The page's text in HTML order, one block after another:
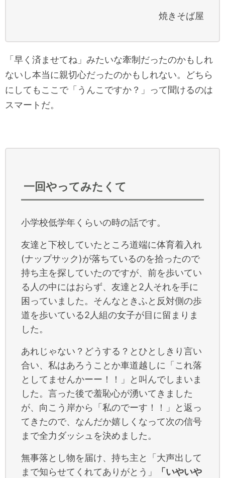
焼きそば屋
「早く済ませてね」みたいな牽制だったのかもしれ
ないし本当に親切心だったのかもしれない。どちら
にしてもここで「うんこですか？」って聞けるのは
スマートだ。
一回やってみたくて
小学校低学年くらいの時の話です。
友達と下校していたところ道端に体育着入れ
(ナップサック)が落ちているのを拾ったので
持ち主を探していたのですが、前を歩いてい
る人の中にはおらず、友達と2人それを手に
困っていました。そんなときふと反対側の歩
道を歩いている2人組の女子が目に留まりま
した。
あれじゃない？どうする？とひとしきり言い
合い、私はあろうことか車道越しに「これ落
としてませんかーー！！」と叫んでしまいま
した。言った後で羞恥心が湧いてきました
が、向こう岸から「私のでーす！！」と返っ
てきたので、なんだか嬉しくなって次の信号
まで全力ダッシュを決めました。
無事落とし物を届け、持ち主と「大声出して
まで知らせてくれてありがとう」
「いやいや